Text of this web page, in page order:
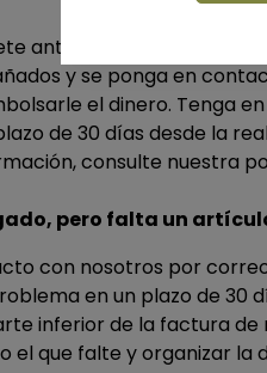
antes de darse cuenta
y se ponga en
el dinero. Tenga
de 30 días desde la
consulte nuestra
pero falta un
con nosotros por
en un plazo de 30
inferior de la factura
el que falte y organizar la